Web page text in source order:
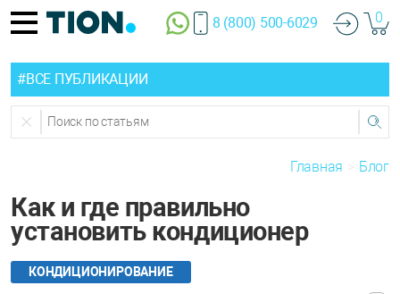
8 (800) 500-6029 0
#ВСЕ ПУБЛИКАЦИИ
Главная Блог
Как и где правильно
установить кондиционер
КОНДИЦИОНИРОВАНИЕ